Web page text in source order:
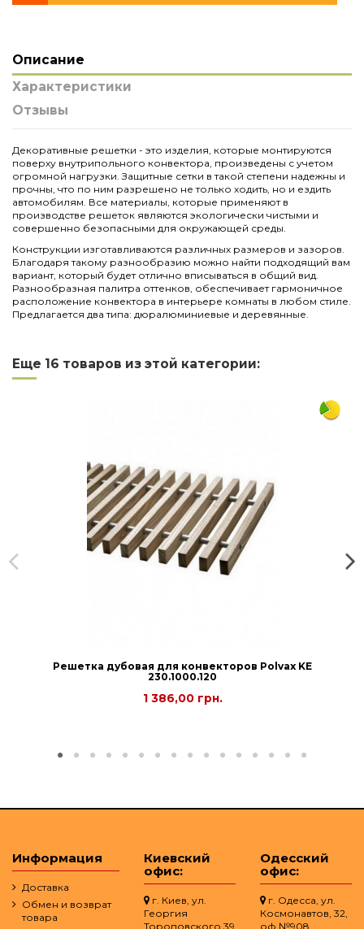
Описание
Характеристики
Отзывы
Декоративные решетки - это изделия, которые монтируются
поверху внутрипольного конвектора, произведены с учетом
огромной нагрузки. Защитные сетки в такой степени надежны и
прочны, что по ним разрешено не только ходить, но и ездить
автомобилям. Все материалы, которые применяют в
производстве решеток являются экологически чистыми и
совершенно безопасными для окружающей среды.
Конструкции изготавливаются различных размеров и зазоров.
Благодаря такому разнообразию можно найти подходящий вам
вариант, который будет отлично вписываться в общий вид.
Разнообразная палитра оттенков, обеспечивает гармоничное
расположение конвектора в интерьере комнаты в любом стиле.
Предлагается два типа: дюралюминиевые и деревянные.
Ширина
300
Еще 16 товаров из этой категории:
Решетка дубовая для конвекторов Рolvax KE
230.1000.120
1 386,00 грн.
Информация
Доставка
Обмен и возврат
товара
Киевский
офис:
г. Киев, ул.
Георгия
Тороповского 39
Одесский
офис:
г. Одесса, ул.
Космонавтов, 32,
оф.№908